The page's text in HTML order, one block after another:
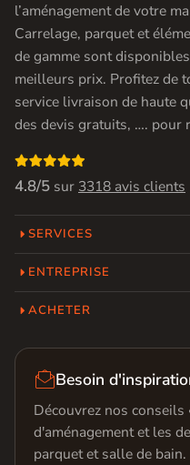
l’aménagement de votre
Carrelage, parquet et
de gamme sont
meilleurs prix. Profitez de
service livraison de haute
des devis gratuits, …. pour

4.8/5 sur 3318 avis clients
SERVICES
ENTREPRISE
ACHETER
Besoin
Découvrez nos
d'aménagement et les
parquet et salle de bain.